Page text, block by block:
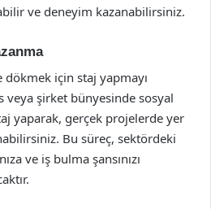
ve deneyim kazanabilirsiniz.
için staj yapmayı
şirket bünyesinde sosyal
yaparak, gerçek projelerde yer
Bu süreç, sektördeki
ve iş bulma şansınızı